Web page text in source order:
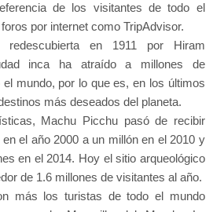
de los visitantes de todo el
por internet como TripAdvisor.
en 1911 por Hiram
inca ha atraído a millones de
el mundo, por lo que es, en los últimos
más deseados del planeta.
Machu Picchu pasó de recibir
el año 2000 a un millón en el 2010 y
en el 2014. Hoy el sitio arqueológico
de 1.6 millones de visitantes al año.
más los turistas de todo el mundo